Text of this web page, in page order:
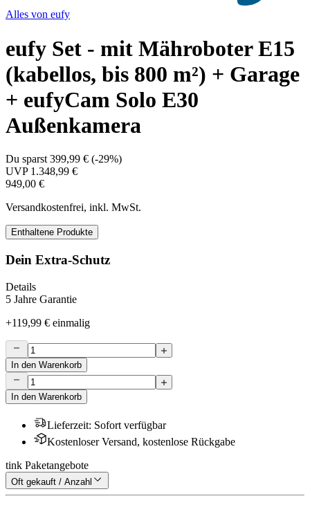
Alles von eufy
eufy Set - mit Mähroboter E15
(kabellos, bis 800 m²) + Garage
+ eufyCam Solo E30
Außenkamera
Du sparst 399,99 € (-29%)
UVP 1.348,99 €
949,00 €
Versandkostenfrei, inkl. MwSt.
Enthaltene Produkte
Dein Extra-Schutz
Details
5 Jahre Garantie
+119,99 € einmalig
In den Warenkorb
In den Warenkorb
Lieferzeit: Sofort verfügbar
Kostenloser Versand, kostenlose Rückgabe
tink Paketangebote
Oft gekauft / Anzahl